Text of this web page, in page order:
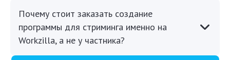
Почему стоит заказать создание
программы для стриминга именно на
Workzilla, а не у частника?